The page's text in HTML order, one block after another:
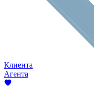
Клиента
Агента